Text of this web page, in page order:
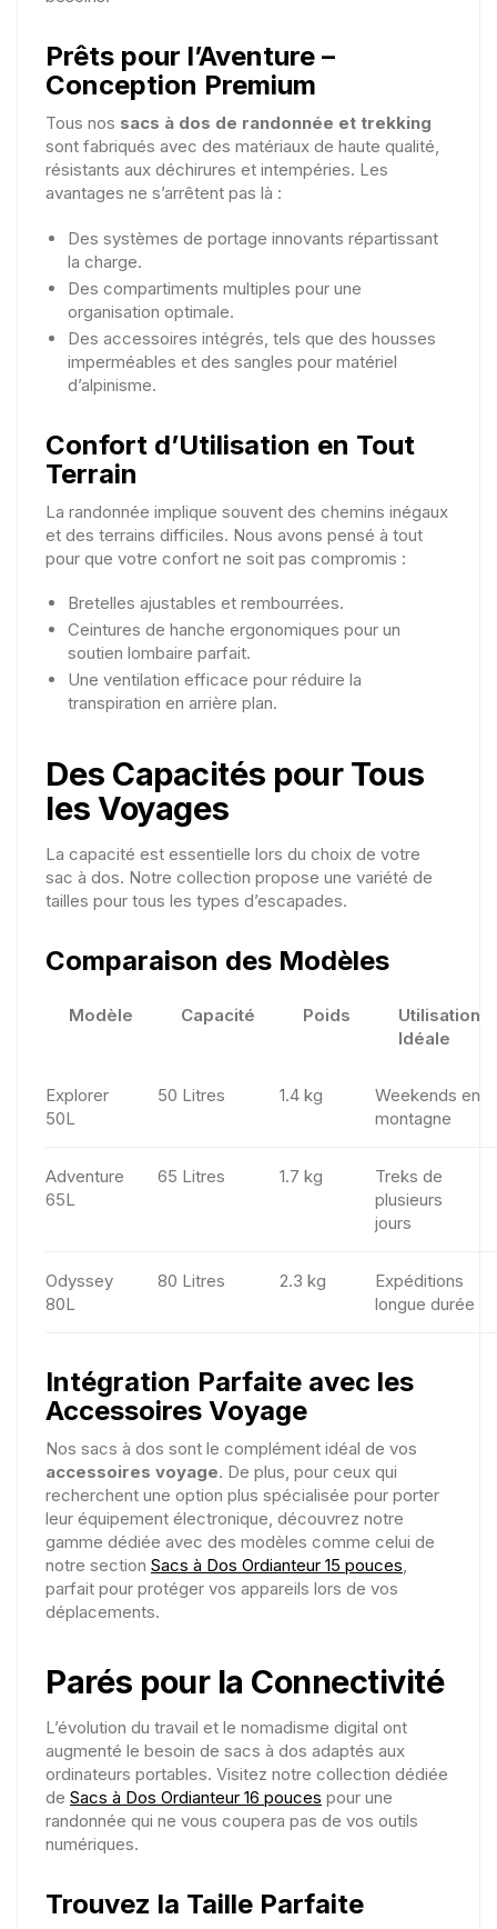
Prêts pour l’Aventure –
Conception Premium
Tous nos sacs à dos de randonnée et trekking
sont fabriqués avec des matériaux de haute qualité,
résistants aux déchirures et intempéries. Les
avantages ne s’arrêtent pas là :
Des systèmes de portage innovants répartissant
la charge.
Des compartiments multiples pour une
organisation optimale.
Des accessoires intégrés, tels que des housses
imperméables et des sangles pour matériel
d’alpinisme.
Confort d’Utilisation en Tout
Terrain
La randonnée implique souvent des chemins inégaux
et des terrains difficiles. Nous avons pensé à tout
pour que votre confort ne soit pas compromis :
Bretelles ajustables et rembourrées.
Ceintures de hanche ergonomiques pour un
soutien lombaire parfait.
Une ventilation efficace pour réduire la
transpiration en arrière plan.
Des Capacités pour Tous
les Voyages
La capacité est essentielle lors du choix de votre
sac à dos. Notre collection propose une variété de
tailles pour tous les types d’escapades.
Comparaison des Modèles
Modèle Capacité Poids
Utilisation
Idéale
Explorer
50L
50 Litres 1.4 kg
Weekends en
montagne
Adventure
65L
65 Litres 1.7 kg
Treks de
plusieurs
jours
Odyssey
80L
80 Litres 2.3 kg
Expéditions
longue durée
Intégration Parfaite avec les
Accessoires Voyage
Nos sacs à dos sont le complément idéal de vos
accessoires voyage. De plus, pour ceux qui
recherchent une option plus spécialisée pour porter
leur équipement électronique, découvrez notre
gamme dédiée avec des modèles comme celui de
notre section Sacs à Dos Ordianteur 15 pouces
parfait pour protéger vos appareils lors de vos
déplacements.
Parés pour la Connectivité
L’évolution du travail et le nomadisme digital ont
augmenté le besoin de sacs à dos adaptés aux
ordinateurs portables. Visitez notre collection dédiée
de Sacs à Dos Ordianteur 16 pouces pour une
randonnée qui ne vous coupera pas de vos outils
numériques.
Trouvez la Taille Parfaite